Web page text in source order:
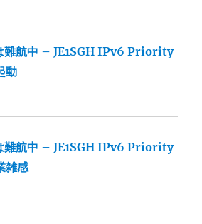
難航中 – JE1SGH IPv6 Priority
動
難航中 – JE1SGH IPv6 Priority
雑感